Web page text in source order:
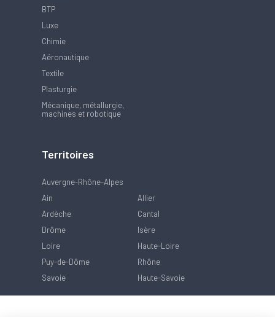
BTP
Luxe
Chimie
Aéronautique
Textile
Plasturgie
Mécanique, métallurgie,
machines et robotique
Territoires
Auvergne-Rhône-Alpes
Ain
Allier
Ardèche
Cantal
Drôme
Isère
Loire
Haute-Loire
Puy-de-Dôme
Rhône
Savoie
Haute-Savoie